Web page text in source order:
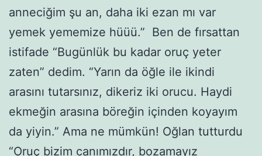
anneciğim şu an, daha iki ezan mı var
yemek yememize hüüü.” Ben de fırsattan
istifade “Bugünlük bu kadar oruç yeter
zaten” dedim. “Yarın da öğle ile ikindi
arasını tutarsınız, dikeriz iki orucu. Haydi
ekmeğin arasına böreğin içinden koyayım
da yiyin.” Ama ne mümkün! Oğlan tutturdu
“Oruç bizim canımızdır, bozamayız